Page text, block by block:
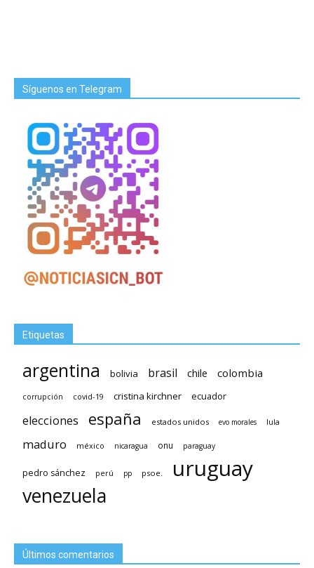
Síguenos en Telegram
Etiquetas
argentina bolivia brasil chile colombia
corrupción covid-19 cristina kirchner ecuador
elecciones españa estados unidos evo morales lula
maduro méxico nicaragua onu paraguay
pedro sánchez perú pp psoe. uruguay
venezuela
Últimos comentarios